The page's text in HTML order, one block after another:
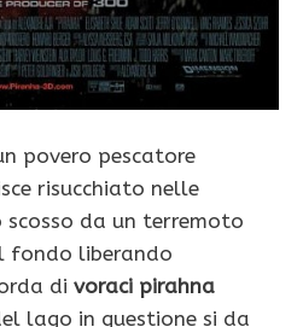
povero pescatore
risucchiato nelle
da un terremoto
fondo liberando
di voraci pirahna
lago in questione si da